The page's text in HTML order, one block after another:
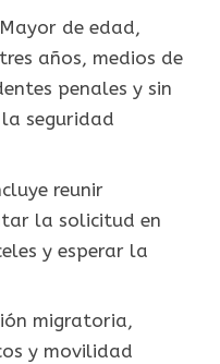
de edad,
años, medios de
penales y sin
seguridad
reunir
la solicitud en
y esperar la
migratoria,
y movilidad